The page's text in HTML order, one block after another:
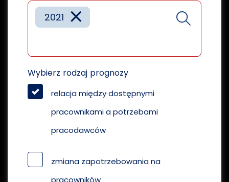
×
2021
Wybierz rodzaj prognozy
relacja między dostępnymi
pracownikami a potrzebami
pracodawców
zmiana zapotrzebowania na
pracowników